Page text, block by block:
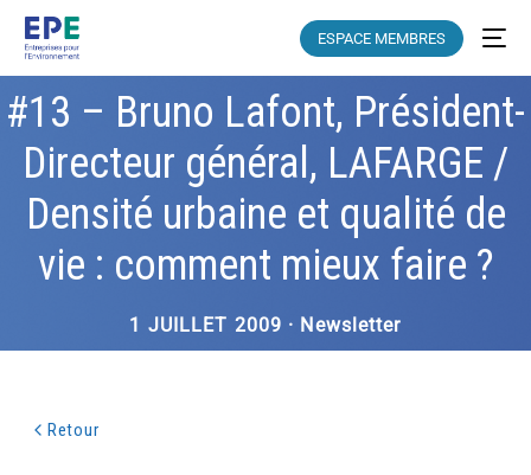
ESPACE MEMBRES
#13 – Bruno Lafont, Président-
Directeur général, LAFARGE /
Densité urbaine et qualité de
vie : comment mieux faire ?
1 JUILLET 2009 · Newsletter
Retour